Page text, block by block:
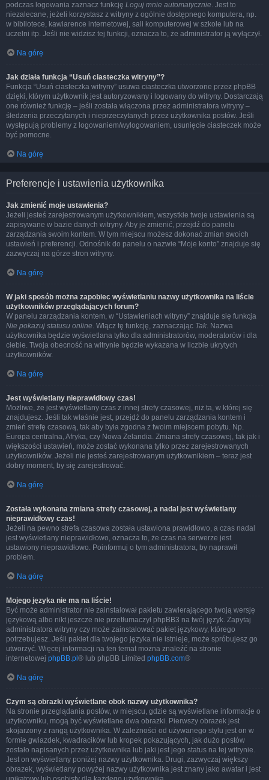
podczas logowania zaznacz funkcję Loguj mnie automatycznie. Jest to
niezalecane, jeżeli korzystasz z witryny z ogólnie dostępnego komputera, np.
w bibliotece, kawiarence internetowej, sali komputerowej w szkole lub na
uczelni itp. Jeśli nie widzisz tej funkcji, oznacza to, że administrator ją wyłączył.
Na górę
Jak działa funkcja “Usuń ciasteczka witryny”?
Funkcja “Usuń ciasteczka witryny” usuwa ciasteczka utworzone przez phpBB
dzięki, którym użytkownik jest autoryzowany i logowany do witryny. Dostarczają
one również funkcję – jeśli została włączona przez administratora witryny –
śledzenia przeczytanych i nieprzeczytanych przez użytkownika postów. Jeśli
występują problemy z logowaniem/wylogowaniem, usunięcie ciasteczek może
być pomocne.
Na górę
Preferencje i ustawienia użytkownika
Jak zmienić moje ustawienia?
Jeżeli jesteś zarejestrowanym użytkownikiem, wszystkie twoje ustawienia są
zapisywane w bazie danych witryny. Aby je zmienić, przejdź do panelu
zarządzania swoim kontem. W tym miejscu możesz dokonać zmian swoich
ustawień i preferencji. Odnośnik do panelu o nazwie “Moje konto” znajduje się
zazwyczaj na górze stron witryny.
Na górę
W jaki sposób można zapobiec wyświetlaniu nazwy użytkownika na liście
użytkowników przeglądających forum?
W panelu zarządzania kontem, w “Ustawieniach witryny” znajduje się funkcja
Nie pokazuj statusu online. Włącz tę funkcję, zaznaczając Tak. Nazwa
użytkownika będzie wyświetlana tylko dla administratorów, moderatorów i dla
ciebie. Twoja obecność na witrynie będzie wykazana w liczbie ukrytych
użytkowników.
Na górę
Jest wyświetlany nieprawidłowy czas!
Możliwe, że jest wyświetlany czas z innej strefy czasowej, niż ta, w której się
znajdujesz. Jeśli tak właśnie jest, przejdź do panelu zarządzania kontem i
zmień strefę czasową, tak aby była zgodna z twoim miejscem pobytu. Np.
Europa centralna, Afryka, czy Nowa Zelandia. Zmiana strefy czasowej, tak jak i
większości ustawień, może zostać wykonana tylko przez zarejestrowanych
użytkowników. Jeżeli nie jesteś zarejestrowanym użytkownikiem – teraz jest
dobry moment, by się zarejestrować.
Na górę
Została wykonana zmiana strefy czasowej, a nadal jest wyświetlany
nieprawidłowy czas!
Jeżeli na pewno strefa czasowa została ustawiona prawidłowo, a czas nadal
jest wyświetlany nieprawidłowo, oznacza to, że czas na serwerze jest
ustawiony nieprawidłowo. Poinformuj o tym administratora, by naprawił
problem.
Na górę
Mojego języka nie ma na liście!
Być może administrator nie zainstalował pakietu zawierającego twoją wersję
językową albo nikt jeszcze nie przetłumaczył phpBB3 na twój język. Zapytaj
administratora witryny czy może zainstalować pakiet językowy, którego
potrzebujesz. Jeśli pakiet dla twojego języka nie istnieje, może spróbujesz go
utworzyć. Więcej informacji na ten temat można znaleźć na stronie
internetowej phpBB.pl ® lub phpBB Limited phpBB.com®
Na górę
Czym są obrazki wyświetlane obok nazwy użytkownika?
Na stronie przeglądania postów, w miejscu, gdzie są wyświetlane informacje o
użytkowniku, mogą być wyświetlane dwa obrazki. Pierwszy obrazek jest
skojarzony z rangą użytkownika. W zależności od używanego stylu jest on w
formie gwiazdek, kwadracików lub kropek pokazujących, jak dużo postów
zostało napisanych przez użytkownika lub jaki jest jego status na tej witrynie.
Jest on wyświetlany poniżej nazwy użytkownika. Drugi, zazwyczaj większy
obrazek, wyświetlany powyżej nazwy użytkownika jest znany jako awatar i jest